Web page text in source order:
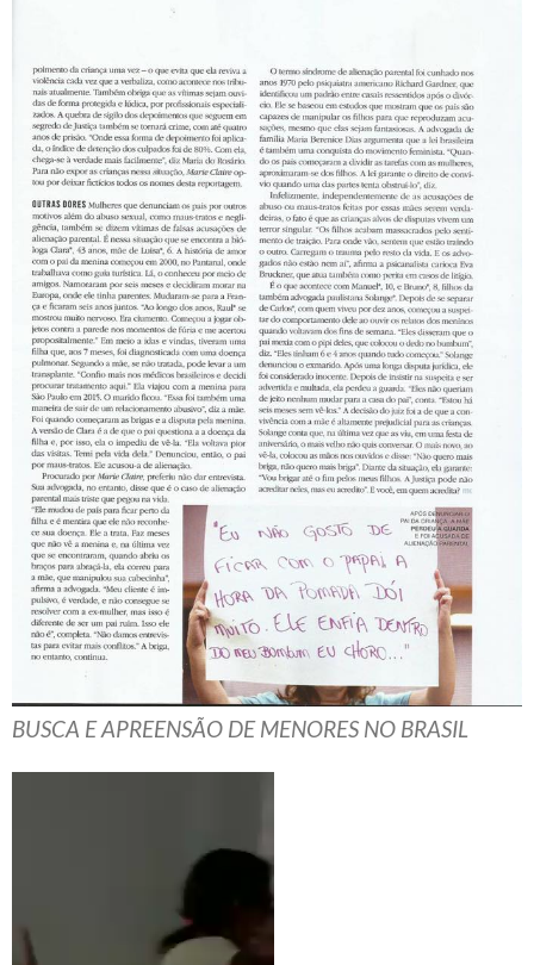
BUSCA E APREENSÃO DE MENORES NO BRASIL